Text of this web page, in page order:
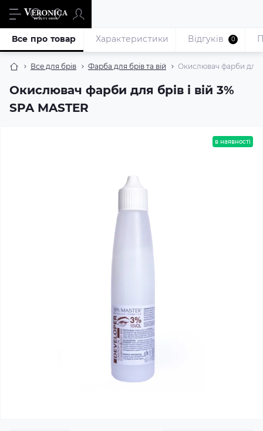
Все для брів Фарба для брів та вій Окислювач фарби для
Окислювач фарби для брів і вій 3%
SPA MASTER
Все про товар Характеристики Відгуків 0
в наявності